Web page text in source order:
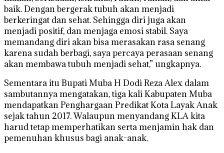
baik. Dengan bergerak tubuh akan menjadi
berkeringat dan sehat. Sehingga diri juga akan
menjadi positif, dan menjaga emosi stabil. Saya
memandang diri akan bisa merasakan rasa senang
karena sudah berbagi, saya percaya perasaan senang
akan membawa tubuh menjadi sehat,” ungkapnya.
Sementara itu Bupati Muba H Dodi Reza Alex dalam
sambutannya mengatakan, tiga kali Kabupaten Muba
mendapatkan Penghargaan Predikat Kota Layak Anak
sejak tahun 2017. Walaupun menyandang KLA kita
harud tetap memperhatikan serta menjamin hak dan
pemenuhan khusus bagi anak-anak.